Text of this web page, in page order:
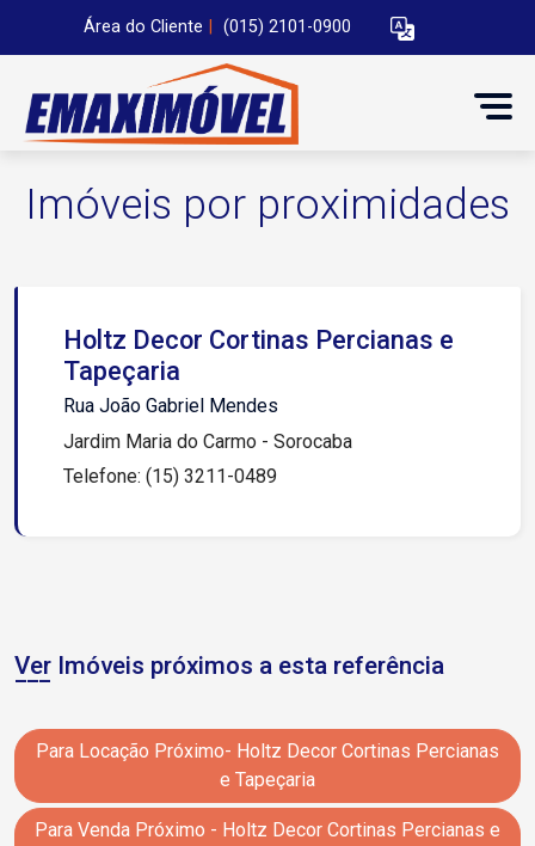
Área do Cliente (015) 2101-0900
Imóveis por proximidades
Holtz Decor Cortinas Percianas e
Tapeçaria
Rua João Gabriel Mendes
Jardim Maria do Carmo - Sorocaba
Telefone: (15) 3211-0489
Ver Imóveis próximos a esta referência
Para Locação Próximo- Holtz Decor Cortinas Percianas
e Tapeçaria
Para Venda Próximo - Holtz Decor Cortinas Percianas e